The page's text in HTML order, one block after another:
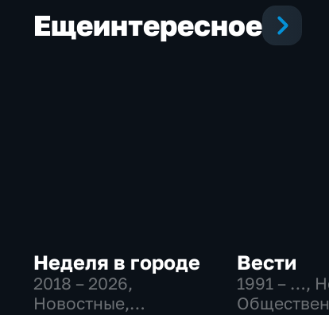
Ещеинтересное
Неделя в городе
2018 – 2026,
Новостные,
Вести
1991 – …,